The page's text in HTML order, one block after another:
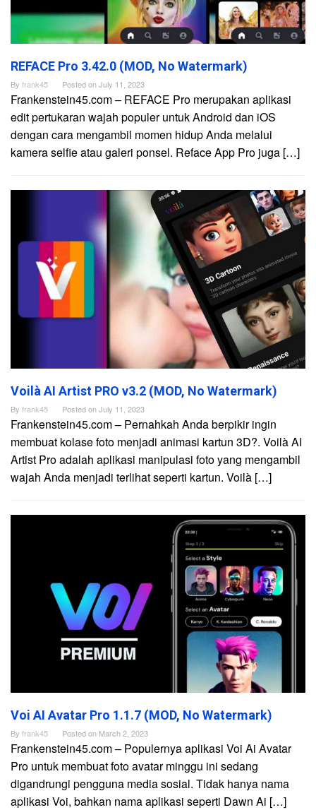
REFACE Pro 3.42.0 (MOD, No Watermark)
By frank45 Posted onJuly 11, 2023
Frankenstein45.com – REFACE Pro merupakan aplikasi
edit pertukaran wajah populer untuk Android dan iOS
dengan cara mengambil momen hidup Anda melalui
kamera selfie atau galeri ponsel. Reface App Pro juga […]
Voilà AI Artist PRO v3.2 (MOD, No Watermark)
By frank45 Posted onJuly 11, 2023
Frankenstein45.com – Pernahkah Anda berpikir ingin
membuat kolase foto menjadi animasi kartun 3D?. Voilà AI
Artist Pro adalah aplikasi manipulasi foto yang mengambil
wajah Anda menjadi terlihat seperti kartun. Voilà […]
Voi AI Avatar Pro 1.1.7 (MOD, No Watermark)
By frank45 Posted on March 2, 2023
Frankenstein45.com – Populernya aplikasi Voi Ai Avatar
Pro untuk membuat foto avatar minggu ini sedang
digandrungi pengguna media sosial. Tidak hanya nama
aplikasi Voi, bahkan nama aplikasi seperti Dawn Ai […]